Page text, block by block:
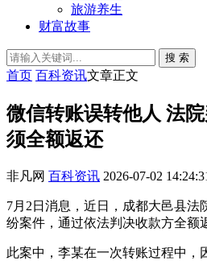
旅游养生
财富故事
搜 索
首页 百科资讯文章正文
微信转账误转他人 法
须全额返还
非凡网 百科资讯 2026-07-02
7月2日消息，近日，成都大邑县法
纷案件，通过依法判决收款方全额
此案中，李某在一次转账过程中，